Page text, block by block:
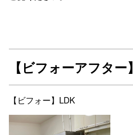
【ビフォーアフター】
【ビフォー】LDK